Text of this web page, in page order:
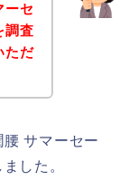
ーセ
調査
ただ
サマーセー
した。